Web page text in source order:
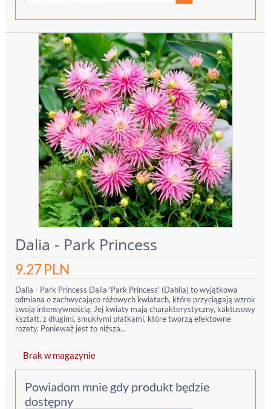
Dalia - Park Princess
9.27PLN
Dalia - Park Princess Dalia 'Park Princess' (Dahlia) to wyjątkowa
odmiana o zachwycająco różowych kwiatach, które przyciągają wzrok
swoją intensywnością. Jej kwiaty mają charakterystyczny, kaktusowy
kształt, z długimi, smukłymi płatkami, które tworzą efektowne
rozety. Ponieważ jest to niższa...
Brak w magazynie
Powiadom mnie gdy produkt będzie
dostępny